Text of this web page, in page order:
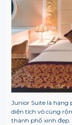
Junior Suite là
diện tích vô cùng
thành phố xinh đẹp.